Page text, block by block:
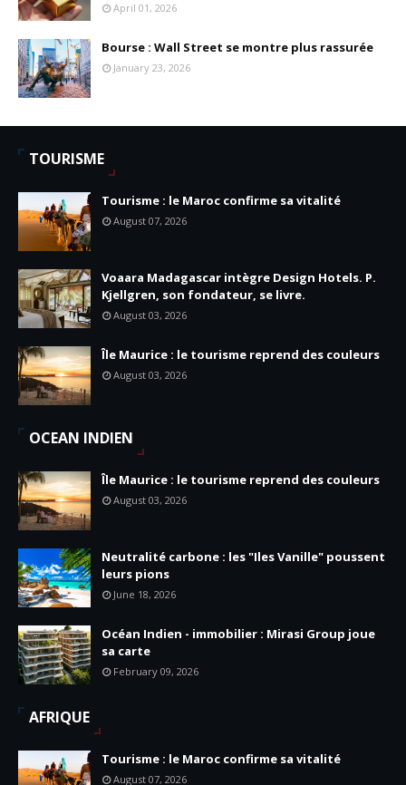
April 01, 2026
Bourse : Wall Street se montre plus rassurée
January 23, 2026
TOURISME
Tourisme : le Maroc confirme sa vitalité
August 07, 2026
Voaara Madagascar intègre Design Hotels. P.
Kjellgren, son fondateur, se livre.
August 03, 2026
Île Maurice : le tourisme reprend des couleurs
August 03, 2026
OCEAN INDIEN
Île Maurice : le tourisme reprend des couleurs
August 03, 2026
Neutralité carbone : les "Iles Vanille" poussent
leurs pions
June 18, 2026
Océan Indien - immobilier : Mirasi Group joue
sa carte
February 09, 2026
AFRIQUE
Tourisme : le Maroc confirme sa vitalité
August 07, 2026